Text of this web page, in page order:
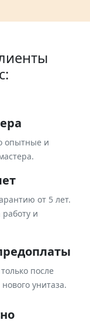
опытные и
от 5 лет.
и
после
унитаза.